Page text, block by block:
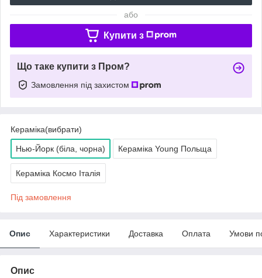
або
Купити з
Що таке купити з Пром?
Замовлення під захистом
Кераміка(вибрати)
Нью-Йорк (біла, чорна) Кераміка Young Польща
Кераміка Космо Італія
Під замовлення
Опис Характеристики Доставка Оплата Умови
Опис